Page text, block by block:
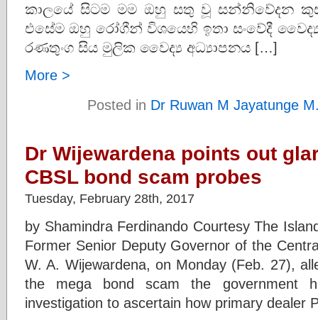
කාලයේ සිටම මම ඔහු සතු වූ සන්නිවේදන
එසේම ඔහු රෝගීන් විශයෙහි ඉතා සංවේදී
රණතුංග සිය මුලික වෛද්‍ය අධ්‍යාපනය […]
More >
Posted in Dr Ruwan M Jayatunge
Dr Wijewardena points out
CBSL bond scam probes
Tuesday, February 28th, 2017
by Shamindra Ferdinando Courtesy The
Former Senior Deputy Governor of the
W. A. Wijewardena, on Monday (Feb. 27),
the mega bond scam the government
investigation to ascertain how primary dealer